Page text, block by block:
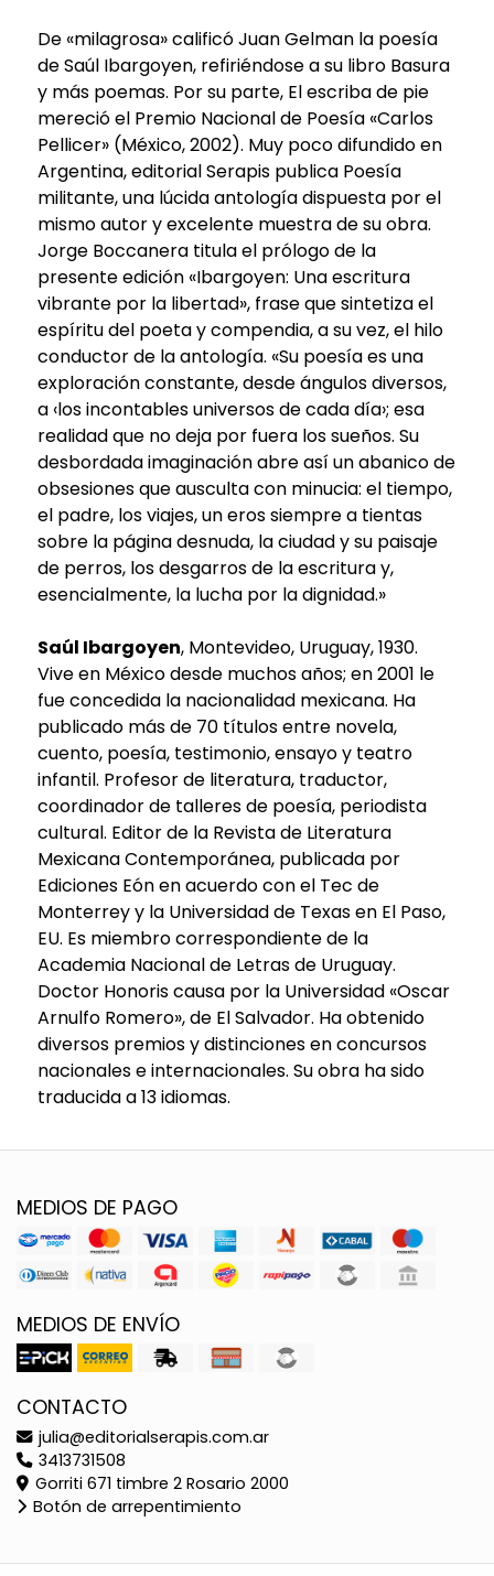
De «milagrosa» calificó Juan Gelman la poesía
de Saúl Ibargoyen, refiriéndose a su libro Basura
y más poemas. Por su parte, El escriba de pie
mereció el Premio Nacional de Poesía «Carlos
Pellicer» (México, 2002). Muy poco difundido en
Argentina, editorial Serapis publica Poesía
militante, una lúcida antología dispuesta por el
mismo autor y excelente muestra de su obra.
Jorge Boccanera titula el prólogo de la
presente edición «Ibargoyen: Una escritura
vibrante por la libertad», frase que sintetiza el
espíritu del poeta y compendia, a su vez, el hilo
conductor de la antología. «Su poesía es una
exploración constante, desde ángulos diversos,
a ‹los incontables universos de cada día›; esa
realidad que no deja por fuera los sueños. Su
desbordada imaginación abre así un abanico de
obsesiones que ausculta con minucia: el tiempo,
el padre, los viajes, un eros siempre a tientas
sobre la página desnuda, la ciudad y su paisaje
de perros, los desgarros de la escritura y,
esencialmente, la lucha por la dignidad.»
Saúl Ibargoyen, Montevideo, Uruguay, 1930.
Vive en México desde muchos años; en 2001 le
fue concedida la nacionalidad mexicana. Ha
publicado más de 70 títulos entre novela,
cuento, poesía, testimonio, ensayo y teatro
infantil. Profesor de literatura, traductor,
coordinador de talleres de poesía, periodista
cultural. Editor de la Revista de Literatura
Mexicana Contemporánea, publicada por
Ediciones Eón en acuerdo con el Tec de
Monterrey y la Universidad de Texas en El Paso,
EU. Es miembro correspondiente de la
Academia Nacional de Letras de Uruguay.
Doctor Honoris causa por la Universidad «Oscar
Arnulfo Romero», de El Salvador. Ha obtenido
diversos premios y distinciones en concursos
nacionales e internacionales. Su obra ha sido
traducida a 13 idiomas.
MEDIOS DE PAGO
MEDIOS DE ENVÍO
CONTACTO
julia@editorialserapis.com.ar
3413731508
Gorriti 671 timbre 2 Rosario 2000
Botón de arrepentimiento